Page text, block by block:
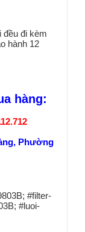
đều đi kèm
hành 12
hàng:
Phường
#filter-
#luoi-